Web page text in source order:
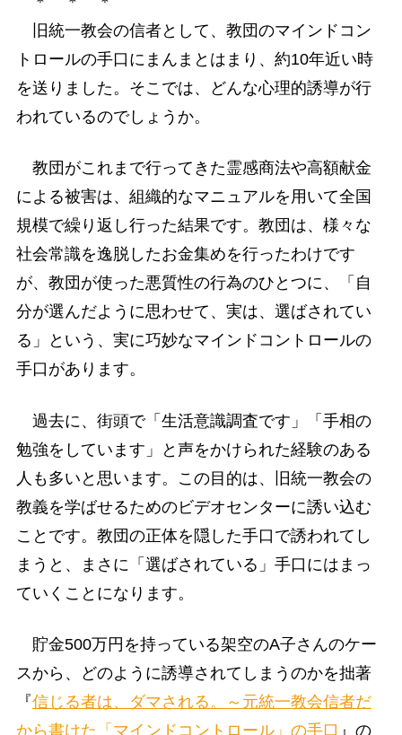
旧統一教会の信者として、教団のマインドコン
トロールの手口にまんまとはまり、約10年近い時
を送りました。そこでは、どんな心理的誘導が行
われているのでしょうか。
教団がこれまで行ってきた霊感商法や高額献金
による被害は、組織的なマニュアルを用いて全国
規模で繰り返し行った結果です。教団は、様々な
社会常識を逸脱したお金集めを行ったわけです
が、教団が使った悪質性の行為のひとつに、「自
分が選んだように思わせて、実は、選ばされてい
る」という、実に巧妙なマインドコントロールの
手口があります。
過去に、街頭で「生活意識調査です」「手相の
勉強をしています」と声をかけられた経験のある
人も多いと思います。この目的は、旧統一教会の
教義を学ばせるためのビデオセンターに誘い込む
ことです。教団の正体を隠した手口で誘われてし
まうと、まさに「選ばされている」手口にはまっ
ていくことになります。
貯金500万円を持っている架空のA子さんのケー
スから、どのように誘導されてしまうのかを拙著
『信じる者は、ダマされる。～元統一教会信者だ
から書けた「マインドコントロール」の手口 』の